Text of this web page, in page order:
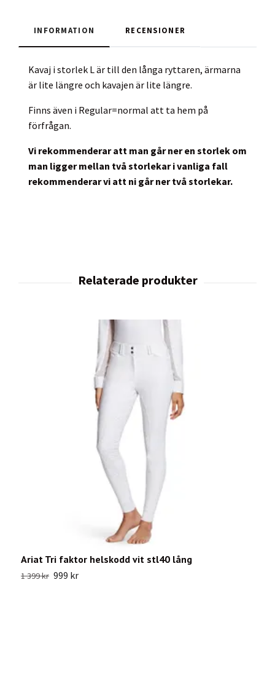
INFORMATION RECENSIONER
Kavaj i storlek L är till den långa ryttaren, ärmarna
är lite längre och kavajen är lite längre.
Finns även i Regular=normal att ta hem på
förfrågan.
Vi rekommenderar att man går ner en storlek om
man ligger mellan två storlekar i vanliga fall
rekommenderar vi att ni går ner två storlekar.
Ariat Tri faktor helskodd vit stl40 lång
1 399 kr 999 kr